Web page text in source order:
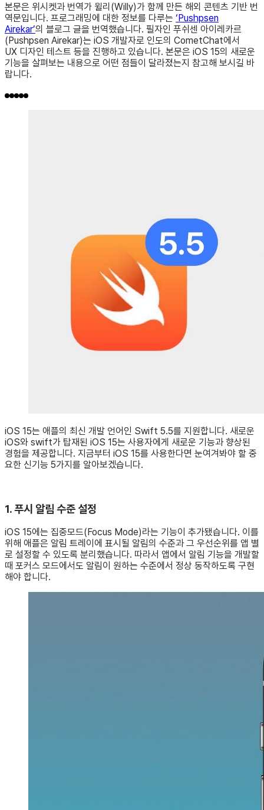
본문은 위시켓과 번역가 윌리(Willy)가 함께 만든 해외 콘텐츠 기반 번
역문입니다. 프로그래밍에 대한 정보를 다루는 ‘Pushpsen
Airekar’의 블로그 글을 번역했습니다. 필자인 푸쉬센 아이레카르
(Pushpsen Airekar)는 iOS 개발자로 인도의 CometChat에서
UX 디자인 테스트 등을 진행하고 있습니다. 본문은 iOS 15의 새로운
기능을 살펴보는 내용으로 어떤 점들이 달라졌는지 참고해 보시길 바
랍니다.
iOS 15는 애플의 최신 개발 언어인 Swift 5.5를 지원합니다. 새로운
iOS와 swift가 탑재된 iOS 15는 사용자에게 새로운 기능과 향상된
경험을 제공합니다. 지금부터 iOS 15를 사용한다면 눈여겨봐야 할 중
요한 신기능 5가지를 알아보겠습니다.
1. 푸시 알림 수준 설정
iOS 15에는 집중모드(Focus Mode)라는 기능이 추가됐습니다. 이를
위해 애플은 알림 트레이에 표시될 알림의 수준과 그 우선순위를 앱 별
로 설정할 수 있도록 분리했습니다. 따라서 앱에서 알림 기능을 개발할
때 포커스 모드에서도 알림이 원하는 수준에서 정상 동작하도록 구현
해야 합니다.